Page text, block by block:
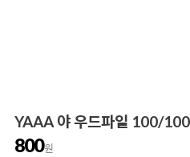
YAAA 야 우드파일 100/
800원